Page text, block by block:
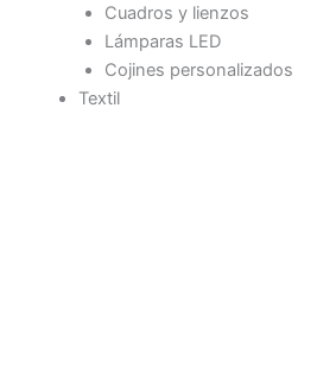
Cuadros y lienzos
Lámparas LED
Cojines personalizados
Textil